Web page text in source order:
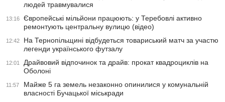
людей травмувалися
13:16
Європейські мільйони працюють: у Теребовлі активно
ремонтують центральну вулицю (відео)
12:42
На Тернопільщині відбудеться товариський матч за участю
легенди українського футзалу
12:01
Драйвовий відпочинок та драйв: прокат квадроциклів на
Оболоні
11:57
Майже 5 га земель незаконно опинилися у комунальній
власності Бучацької міськради